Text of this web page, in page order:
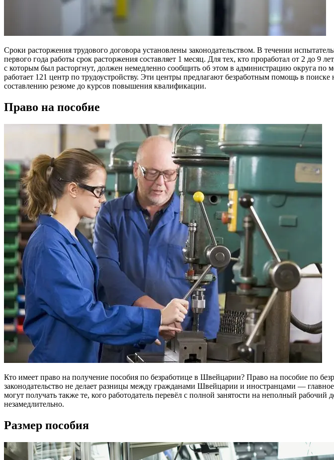
Сроки расторжения трудового договора установлены законодательством. В течении
первого года работы срок расторжения составляет 1 месяц. Для тех, кто проработал от 2 до 9
с которым был расторгнут, должен немедленно сообщить об этом в администрацию округа
работает 121 центр по трудоустройству. Эти центры предлагают безработным помощь в
составлению резюме до курсов повышения квалификации.
Право на пособие
Кто имеет право на получение пособия по безработице в Швейцарии? Право на пособие по
законодательство не делает разницы между гражданами Швейцарии и иностранцами —
могут получать также те, кого работодатель перевёл с полной занятости на неполный
незамедлительно.
Размер пособия